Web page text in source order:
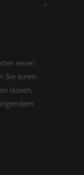
einen
Sie einen
lassen,